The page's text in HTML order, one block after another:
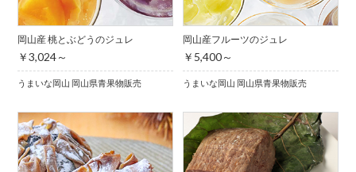
岡山産 桃とぶどうのジュレ
￥3,024～
うまいな岡山 岡山県青果物販売
岡山産フルーツのジュレ
￥5,400～
うまいな岡山 岡山県青果物販売